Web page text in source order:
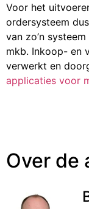
Voor het
ordersysteem
van zo’n
mkb. Inkoop- en
verwerkt en
applicaties voor
Over de